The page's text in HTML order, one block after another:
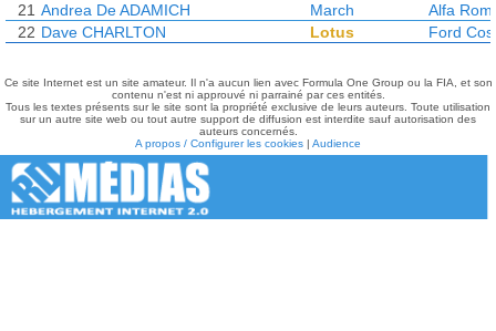
21 Andrea De ADAMICH March
Alfa
22 Dave CHARLTON Lotus Ford
Ce site Internet est un site amateur. Il n'a aucun lien avec Formula One Group ou la FIA, et son
contenu n'est ni approuvé ni parrainé par ces entités.
Tous les textes présents sur le site sont la propriété exclusive de leurs auteurs. Toute utilisation
sur un autre site web ou tout autre support de diffusion est interdite sauf autorisation des
auteurs concernés.
A propos / Configurer les cookies | Audience